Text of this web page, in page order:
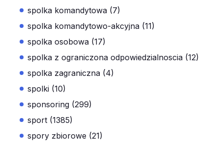
spolka komandytowa (7)
spolka komandytowo-akcyjna (11)
spolka osobowa (17)
spolka z ograniczona odpowiedzialnoscia (12)
spolka zagraniczna (4)
spolki (10)
sponsoring (299)
sport (1385)
spory zbiorowe (21)